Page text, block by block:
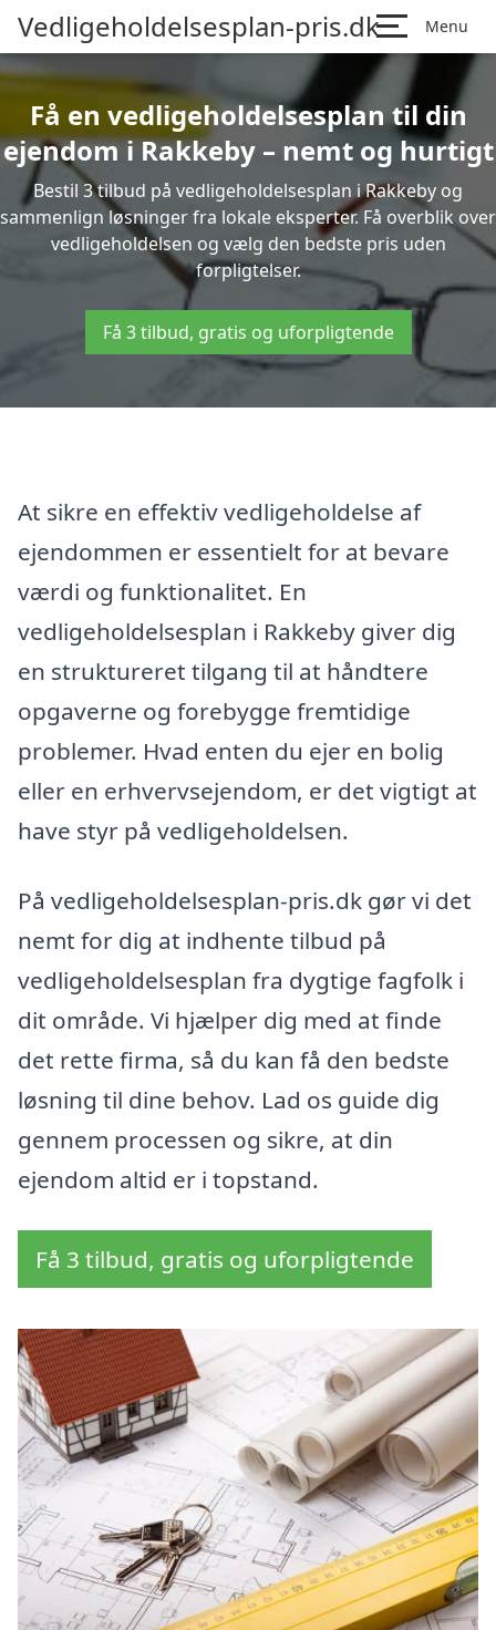
Vedligeholdelsesplan-pris.dk Menu
Få en vedligeholdelsesplan til din
ejendom i Rakkeby – nemt og hurtigt
Bestil 3 tilbud på vedligeholdelsesplan i Rakkeby og
sammenlign løsninger fra lokale eksperter. Få overblik over
vedligeholdelsen og vælg den bedste pris uden
forpligtelser.
Få 3 tilbud, gratis og uforpligtende
At sikre en effektiv vedligeholdelse af
ejendommen er essentielt for at bevare
værdi og funktionalitet. En
vedligeholdelsesplan i Rakkeby giver dig
en struktureret tilgang til at håndtere
opgaverne og forebygge fremtidige
problemer. Hvad enten du ejer en bolig
eller en erhvervsejendom, er det vigtigt at
have styr på vedligeholdelsen.
På vedligeholdelsesplan-pris.dk gør vi det
nemt for dig at indhente tilbud på
vedligeholdelsesplan fra dygtige fagfolk i
dit område. Vi hjælper dig med at finde
det rette firma, så du kan få den bedste
løsning til dine behov. Lad os guide dig
gennem processen og sikre, at din
ejendom altid er i topstand.
Få 3 tilbud, gratis og uforpligtende